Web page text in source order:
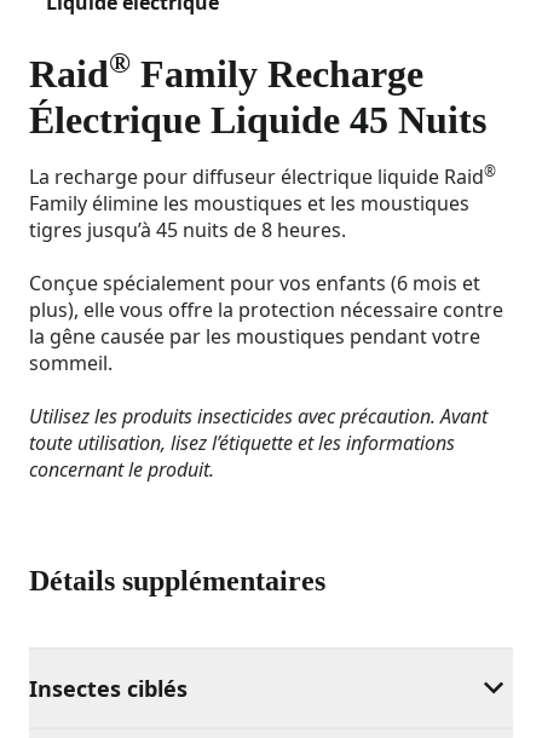
Raid® Family Recharge
Électrique Liquide 45 Nuits
La recharge pour diffuseur électrique liquide Raid®
Family élimine les moustiques et les moustiques
tigres jusqu’à 45 nuits de 8 heures.
Conçue spécialement pour vos enfants (6 mois et
plus), elle vous offre la protection nécessaire contre
la gêne causée par les moustiques pendant votre
sommeil.
Utilisez les produits insecticides avec précaution. Avant
toute utilisation, lisez l’étiquette et les informations
concernant le produit.
Détails supplémentaires
Insectes ciblés